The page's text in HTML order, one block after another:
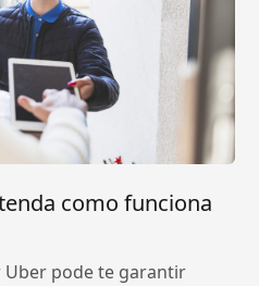
como funciona
pode te garantir